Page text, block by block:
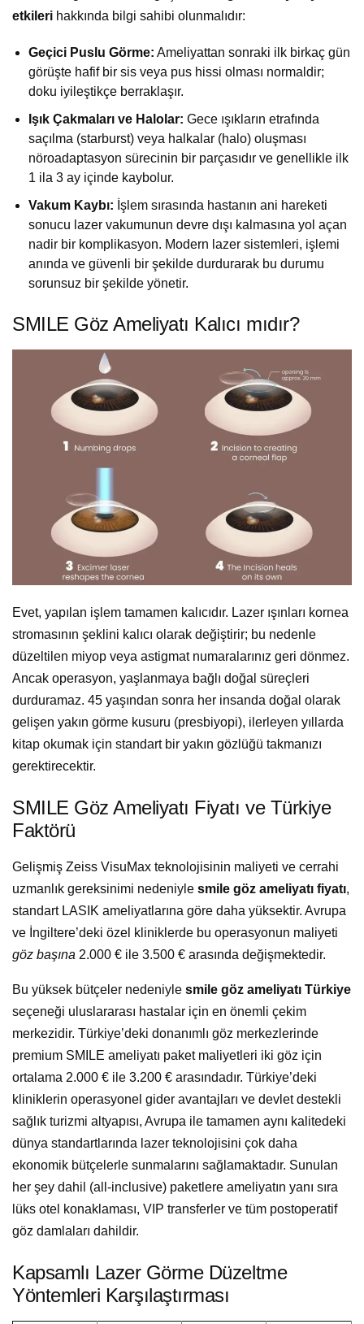
etkileri hakkında bilgi sahibi olunmalıdır:
Geçici Puslu Görme: Ameliyattan sonraki ilk birkaç gün
görüşte hafif bir sis veya pus hissi olması normaldir;
doku iyileştikçe berraklaşır.
Işık Çakmaları ve Halolar: Gece ışıkların etrafında
saçılma (starburst) veya halkalar (halo) oluşması
nöroadaptasyon sürecinin bir parçasıdır ve genellikle ilk
1 ila 3 ay içinde kaybolur.
Vakum Kaybı: İşlem sırasında hastanın ani hareketi
sonucu lazer vakumunun devre dışı kalmasına yol açan
nadir bir komplikasyon. Modern lazer sistemleri, işlemi
anında ve güvenli bir şekilde durdurarak bu durumu
sorunsuz bir şekilde yönetir.
SMILE Göz Ameliyatı Kalıcı mıdır?
Evet, yapılan işlem tamamen kalıcıdır. Lazer ışınları kornea
stromasının şeklini kalıcı olarak değiştirir; bu nedenle
düzeltilen miyop veya astigmat numaralarınız geri dönmez.
Ancak operasyon, yaşlanmaya bağlı doğal süreçleri
durduramaz. 45 yaşından sonra her insanda doğal olarak
gelişen yakın görme kusuru (presbiyopi), ilerleyen yıllarda
kitap okumak için standart bir yakın gözlüğü takmanızı
gerektirecektir.
SMILE Göz Ameliyatı Fiyatı ve Türkiye
Faktörü
Gelişmiş Zeiss VisuMax teknolojisinin maliyeti ve cerrahi
uzmanlık gereksinimi nedeniyle smile göz ameliyatı fiyatı,
standart LASIK ameliyatlarına göre daha yüksektir. Avrupa
ve İngiltere’deki özel kliniklerde bu operasyonun maliyeti
göz başına 2.000 € ile 3.500 € arasında değişmektedir.
Bu yüksek bütçeler nedeniyle smile göz ameliyatı Türkiye
seçeneği uluslararası hastalar için en önemli çekim
merkezidir. Türkiye’deki donanımlı göz merkezlerinde
premium SMILE ameliyatı paket maliyetleri iki göz için
ortalama 2.000 € ile 3.200 € arasındadır. Türkiye’deki
kliniklerin operasyonel gider avantajları ve devlet destekli
sağlık turizmi altyapısı, Avrupa ile tamamen aynı kalitedeki
dünya standartlarında lazer teknolojisini çok daha
ekonomik bütçelerle sunmalarını sağlamaktadır. Sunulan
her şey dahil (all-inclusive) paketlere ameliyatın yanı sıra
lüks otel konaklaması, VIP transferler ve tüm postoperatif
göz damlaları dahildir.
Kapsamlı Lazer Görme Düzeltme
Yöntemleri Karşılaştırması